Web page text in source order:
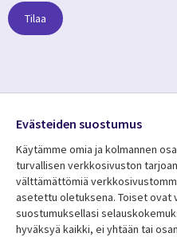
Resurssikeskus
Tilaa
Media
FINLAND
Evästeiden suostumus
Käytämme omia ja kolmannen
turvallisen verkkosivuston
välttämättömiä
asetettu oletuksena. Toiset ovat
suostumuksellasi
hyväksyä kaikki, ei yhtään tai